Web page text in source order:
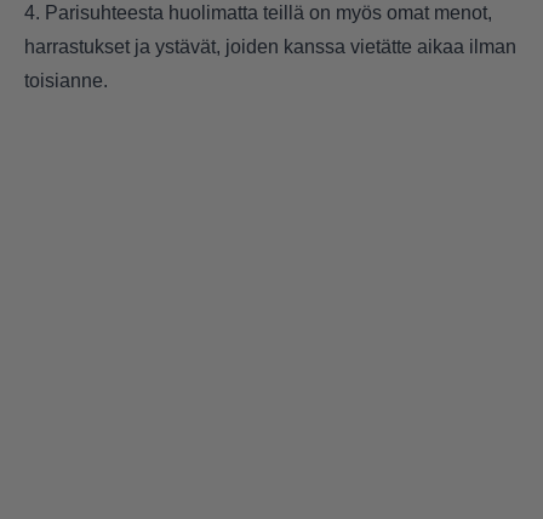
4. Parisuhteesta huolimatta teillä on myös omat menot,
harrastukset ja ystävät, joiden kanssa vietätte aikaa ilman
toisianne.